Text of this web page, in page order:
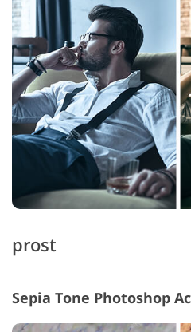
prost
Sepia Tone Photoshop